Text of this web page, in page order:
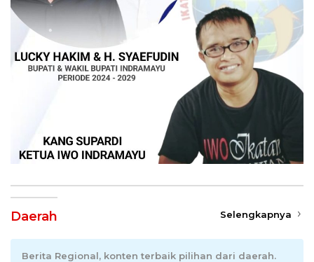
Daerah Selengkapnya
Berita Regional, konten terbaik pilihan dari daerah.